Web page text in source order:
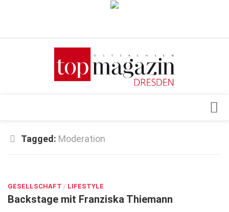
Verkaufsstellen
Top Gesundheitsforum Dresden / Ostsachsen
Geschäft
gesund & schön
Tagged: Moderation
GESELLSCHAFT / LIFESTYLE
Backstage mit Franziska Thiemann